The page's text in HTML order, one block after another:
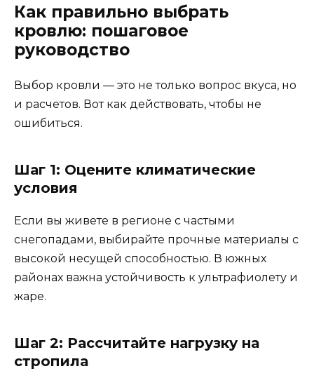
Как правильно выбрать
кровлю: пошаговое
руководство
Выбор кровли — это не только вопрос вкуса, но
и расчетов. Вот как действовать, чтобы не
ошибиться.
Шаг 1: Оцените климатические
условия
Если вы живете в регионе с частыми
снегопадами, выбирайте прочные материалы с
высокой несущей способностью. В южных
районах важна устойчивость к ультрафиолету и
жаре.
Шаг 2: Рассчитайте нагрузку на
стропила